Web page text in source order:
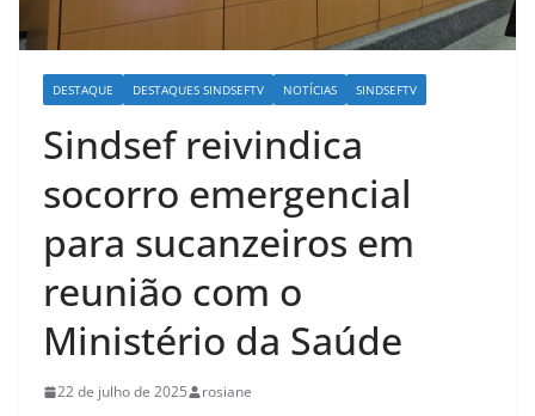
DESTAQUE DESTAQUES SINDSEFTV NOTÍCIAS SINDSEFTV
Sindsef reivindica
socorro emergencial
para sucanzeiros em
reunião com o
Ministério da Saúde
22 de julho de 2025 rosiane